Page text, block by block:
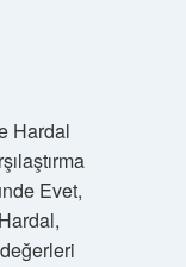
Hardal
Evet,